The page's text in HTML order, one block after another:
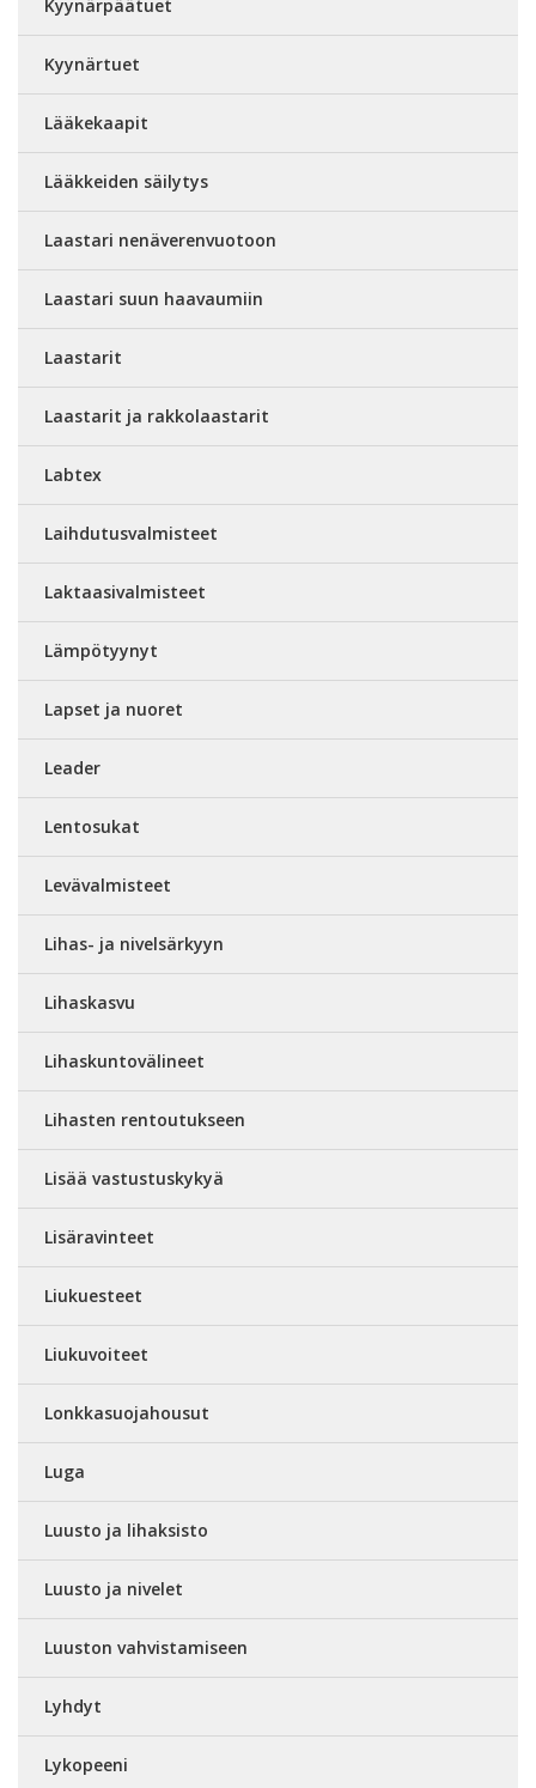
Kyynärpäätuet
Kyynärtuet
Lääkekaapit
Lääkkeiden säilytys
Laastari nenäverenvuotoon
Laastari suun haavaumiin
Laastarit
Laastarit ja rakkolaastarit
Labtex
Laihdutusvalmisteet
Laktaasivalmisteet
Lämpötyynyt
Lapset ja nuoret
Leader
Lentosukat
Levävalmisteet
Lihas- ja nivelsärkyyn
Lihaskasvu
Lihaskuntovälineet
Lihasten rentoutukseen
Lisää vastustuskykyä
Lisäravinteet
Liukuesteet
Liukuvoiteet
Lonkkasuojahousut
Luga
Luusto ja lihaksisto
Luusto ja nivelet
Luuston vahvistamiseen
Lyhdyt
Lykopeeni